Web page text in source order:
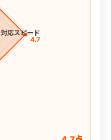
対応スピード
4.7